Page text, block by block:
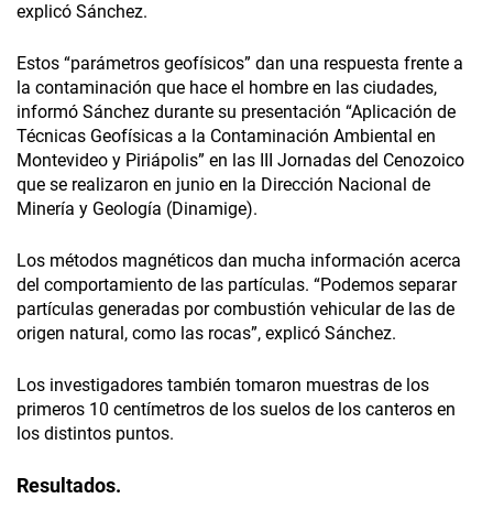
explicó Sánchez.
Estos “parámetros geofísicos” dan una respuesta frente a
la contaminación que hace el hombre en las ciudades,
informó Sánchez durante su presentación “Aplicación de
Técnicas Geofísicas a la Contaminación Ambiental en
Montevideo y Piriápolis” en las III Jornadas del Cenozoico
que se realizaron en junio en la Dirección Nacional de
Minería y Geología (Dinamige).
Los métodos magnéticos dan mucha información acerca
del comportamiento de las partículas. “Podemos separar
partículas generadas por combustión vehicular de las de
origen natural, como las rocas”, explicó Sánchez.
Los investigadores también tomaron muestras de los
primeros 10 centímetros de los suelos de los canteros en
los distintos puntos.
Resultados.